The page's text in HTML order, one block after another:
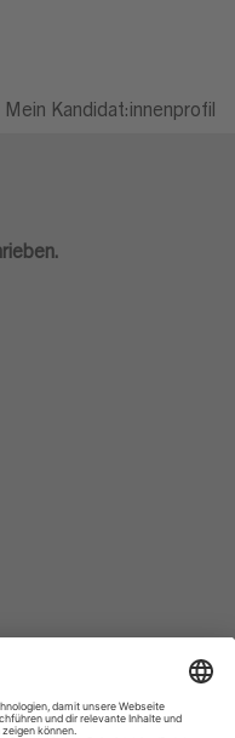
Mein Kandidat:innenprofil